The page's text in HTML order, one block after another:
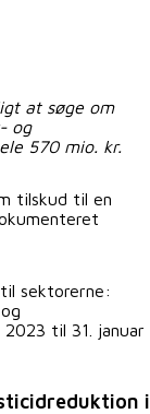
at søge om
og
570 mio. kr.
tilskud til en
sektorerne:
2023 til 31. januar
i